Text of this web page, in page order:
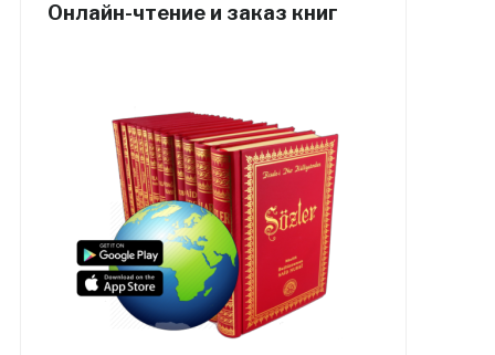
Онлайн-чтение и заказ книг